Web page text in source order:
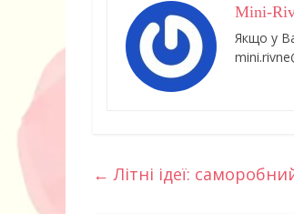
Mini-
Якщо у
← Літні ідеї: